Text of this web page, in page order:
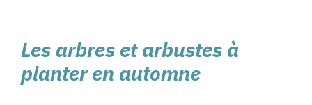
Les arbres et arbustes à
planter en automne